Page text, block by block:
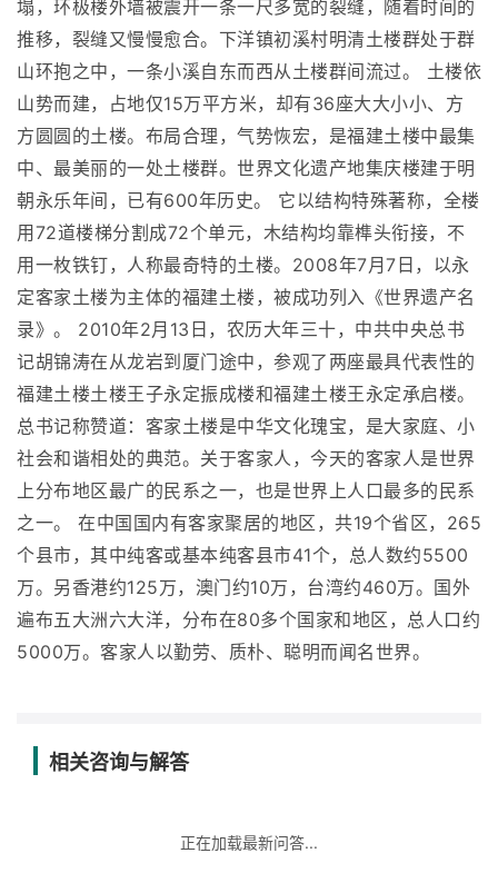
塌，环极楼外墙被震开一条一尺多宽的裂缝，随着时间的
推移，裂缝又慢慢愈合。下洋镇初溪村明清土楼群处于群
山环抱之中，一条小溪自东而西从土楼群间流过。 土楼依
山势而建，占地仅15万平方米，却有36座大大小小、方
方圆圆的土楼。布局合理，气势恢宏，是福建土楼中最集
中、最美丽的一处土楼群。世界文化遗产地集庆楼建于明
朝永乐年间，已有600年历史。 它以结构特殊著称，全楼
用72道楼梯分割成72个单元，木结构均靠榫头衔接，不
用一枚铁钉，人称最奇特的土楼。2008年7月7日，以永
定客家土楼为主体的福建土楼，被成功列入《世界遗产名
录》。 2010年2月13日，农历大年三十，中共中央总书
记胡锦涛在从龙岩到厦门途中，参观了两座最具代表性的
福建土楼土楼王子永定振成楼和福建土楼王永定承启楼。
总书记称赞道：客家土楼是中华文化瑰宝，是大家庭、小
社会和谐相处的典范。关于客家人，今天的客家人是世界
上分布地区最广的民系之一，也是世界上人口最多的民系
之一。 在中国国内有客家聚居的地区，共19个省区，265
个县市，其中纯客或基本纯客县市41个，总人数约5500
万。另香港约125万，澳门约10万，台湾约460万。国外
遍布五大洲六大洋，分布在80多个国家和地区，总人口约
5000万。客家人以勤劳、质朴、聪明而闻名世界。
相关咨询与解答
正在加载最新问答...